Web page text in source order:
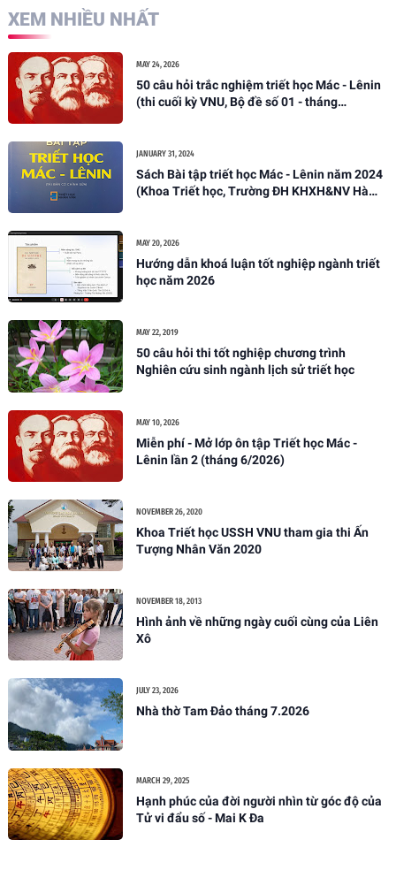
XEM NHIỀU NHẤT
MAY 24, 2026
50 câu hỏi trắc nghiệm triết học Mác - Lênin
(thi cuối kỳ VNU, Bộ đề số 01 - tháng
JANUARY 31, 2024
Sách Bài tập triết học Mác - Lênin năm 2024
(Khoa Triết học, Trường ĐH KHXH&NV Hà
MAY 20, 2026
Hướng dẫn khoá luận tốt nghiệp ngành triết
học năm 2026
MAY 22, 2019
50 câu hỏi thi tốt nghiệp chương trình
Nghiên cứu sinh ngành lịch sử triết học
MAY 10, 2026
Miễn phí - Mở lớp ôn tập Triết học Mác -
Lênin lần 2 (tháng 6/2026)
NOVEMBER 26, 2020
Khoa Triết học USSH VNU tham gia thi Ấn
Tượng Nhân Văn 2020
NOVEMBER 18, 2013
Hình ảnh về những ngày cuối cùng của Liên
Xô
JULY 23, 2026
Nhà thờ Tam Đảo tháng 7.2026
MARCH 29, 2025
Hạnh phúc của đời người nhìn từ góc độ của
Tử vi đẩu số - Mai K Đa